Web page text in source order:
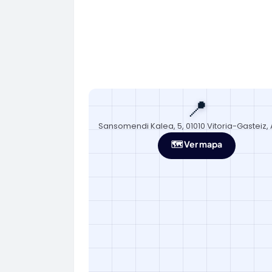
📍
Sansomendi Kalea, 5, 01010 Vitoria-Gasteiz,
🗺️ Ver mapa